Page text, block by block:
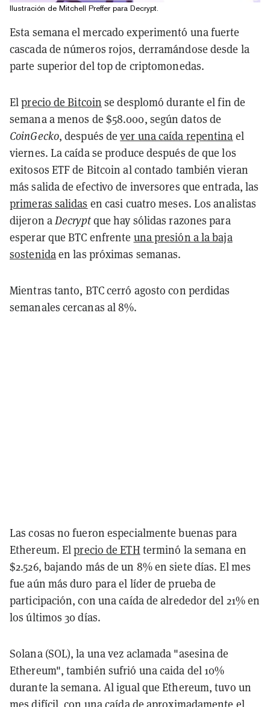
Ilustración de Mitchell Preffer para Decrypt.
Esta semana el mercado experimentó una fuerte
cascada de números rojos, derramándose desde la
parte superior del top de criptomonedas.
Elprecio de Bitcoin se desplomó durante el fin de
semana a menos de $58.000, según datos de
CoinGecko, después dever una caída repentina el
viernes. La caída se produce después de que los
exitosos ETF de Bitcoin al contado también vieran
más salida de efectivo de inversores que entrada, las
primeras salidas en casi cuatro meses. Los analistas
dijeron aDecryptque hay sólidas razones para
esperar que BTC enfrente una presión a la baja
sostenidaen las próximas semanas.
Mientras tanto, BTC cerró agosto con perdidas
semanales cercanas al8%.
Las cosas no fueron especialmente buenas para
Ethereum. Elprecio de ETH terminó la semana en
$2.526, bajando más de un 8% en siete días. El mes
fue aún más duro para el líder de prueba de
participación, con una caída de alrededor del 21% en
los últimos 30 días.
Solana (SOL), la una vez aclamada "asesina de
Ethereum", también sufrió una caida del 10%
durante la semana. Al igual que Ethereum, tuvo un
mes difícil, con una caída de aproximadamente el